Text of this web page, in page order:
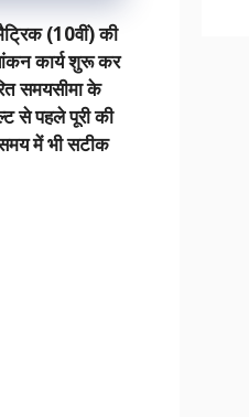
(10वीं) की
कार्य शुरू कर
समयसीमा के
से पहले पूरी की
समय में भी सटीक